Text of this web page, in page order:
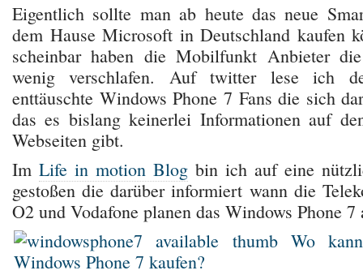
Eigentlich sollte man ab heute das neue
dem Hause Microsoft in Deutschland kaufen
scheinbar haben die Mobilfunkt Anbieter
wenig verschlafen. Auf twitter lese ich
enttäuschte Windows Phone 7 Fans die sich
das es bislang keinerlei Informationen auf
Webseiten gibt.
Im Life in motion Blog bin ich auf eine
gestoßen die darüber informiert wann die
O2 und Vodafone planen das Windows Phone 7